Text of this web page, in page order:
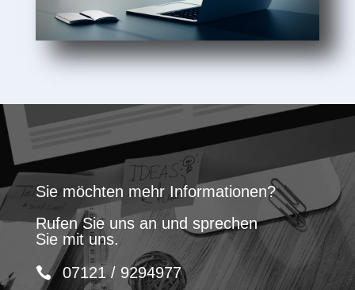
Sie möchten mehr Informationen?
Rufen Sie uns an und sprechen
Sie mit uns.
07121 / 9294977